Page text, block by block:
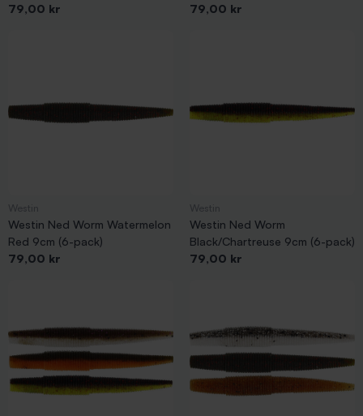
Pris
79,00 kr
Pris
79,00 kr
Westin Ned Worm Watermelon
Red 9cm (6-pack)
Pris
79,00 kr
Westin Ned Worm
Black/Chartreuse 9cm (6-pack)
Pris
79,00 kr